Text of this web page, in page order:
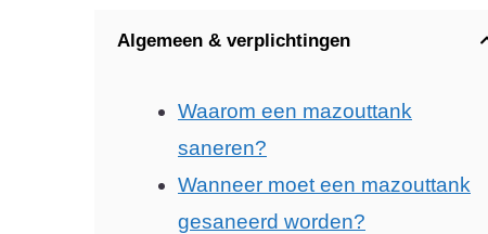
Algemeen & verplichtingen
Waarom een mazouttank
saneren?
Wanneer moet een mazouttank
gesaneerd worden?